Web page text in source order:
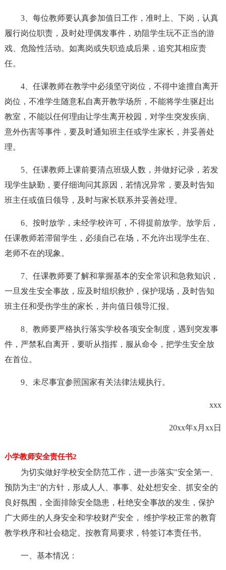
3、每位教师要认真参加值日工作，准时上、下岗，认真
履行岗位职责，及时处理偶发事件，劝阻学生玩不正当的游
戏、危险性活动。如离岗或失职造成后果，追究其相应责
任。
4、任课教师在教学中必须坚守岗位，不得中途擅自离开
岗位，不准学生随意私自离开教学场所，不能将学生驱赶出
教室，不能以任何理由让学生离开校园，对学生突发疾病、
意外伤害等事件，要及时通知班主任或学生家长，并妥善处
理。
5、任课教师上课前要清点班级人数，并做好记录，若发
现学生缺勤，要仔细询问其原因，若情况异常，要及时告知
班主任或值日领导，及时与家长联系并妥善处理。
6、按时放学，未经学校许可，不得提前放学。放学后，
任课教师若滞留学生，必须自己在场，不允许出现学生在、
老师不在的现象。
7、任课教师要了解和掌握基本的安全常识和急救知识，
一旦发生安全事故，应及时组织救护，保护现场，及时告知
班主任和受伤学生的家长，并向值日领导汇报。
8、教师要严格执行落实学校各项安全制度，遇到突发事
件，严禁私自离开，要听从指挥，服从命令，把学生安全放
在首位。
9、未尽事宜参照国家有关法律法规执行。
xxx
20xx年x月xx日
小学教师安全责任书2
为切实做好学校安全防范工作，进一步落实"安全第一、
预防为主"的方针，形成人人、事事、处处想安全、抓安全的
良好氛围，全面排除安全隐患，杜绝安全事故的发生，保护
广大师生的人身安全和学校财产安全， 维护学校正常的教育
教学秩序和社会稳定。按教育局要求，特签订本责任书。
一、基本情况：